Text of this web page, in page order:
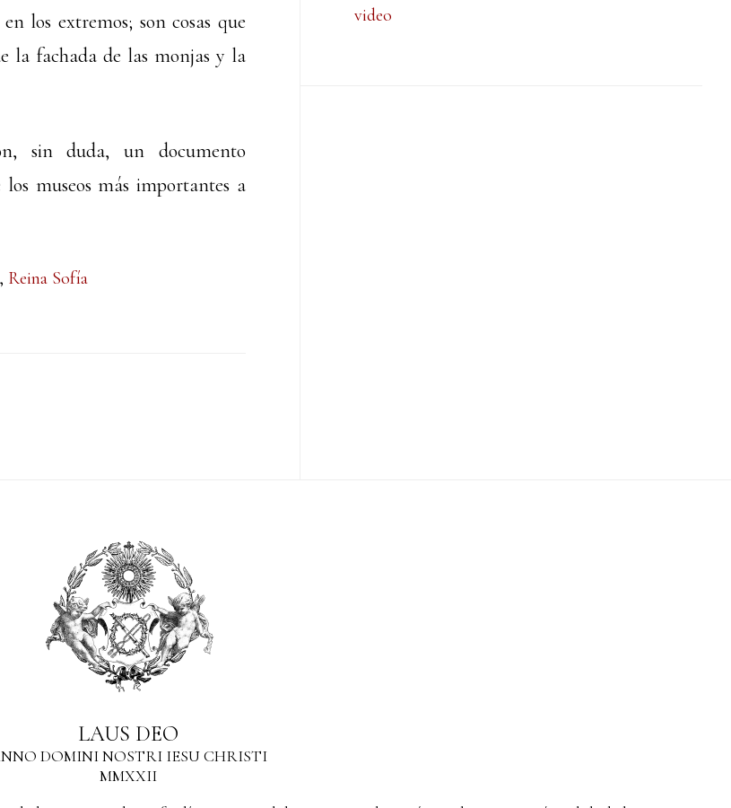
los extremos; son cosas que
la fachada de las monjas y la
sin duda, un documento
museos más importantes a
, Reina Sofía
video
LAUS DEO
DOMINI NOSTRI IESU CHRISTI
MMXXII